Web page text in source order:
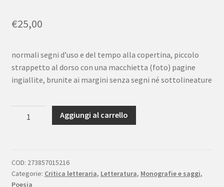
€25,00
normali segni d’uso e del tempo alla copertina, piccolo
strappetto al dorso con una macchietta (foto) pagine
ingiallite, brunite ai margini senza segni né sottolineature
il
Novecento
Aggiungi al carrello
COD: 273857015216
Categorie: Critica letteraria, Letteratura, Monografie e saggi,
Poesia